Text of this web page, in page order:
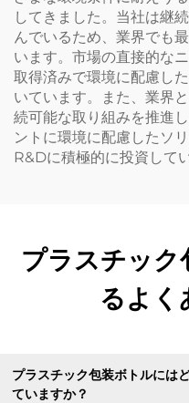
してきました。当社は継
んでいるため、業界でも
います。市場の直接的な
取得済みで環境に配慮し
いています。また、業界
続可能な取り組みを推進
ントに環境に配慮したソ
R&Dに積極的に投資して
プラスチック
るよく
プラスチック包装ボトルには
ていますか？